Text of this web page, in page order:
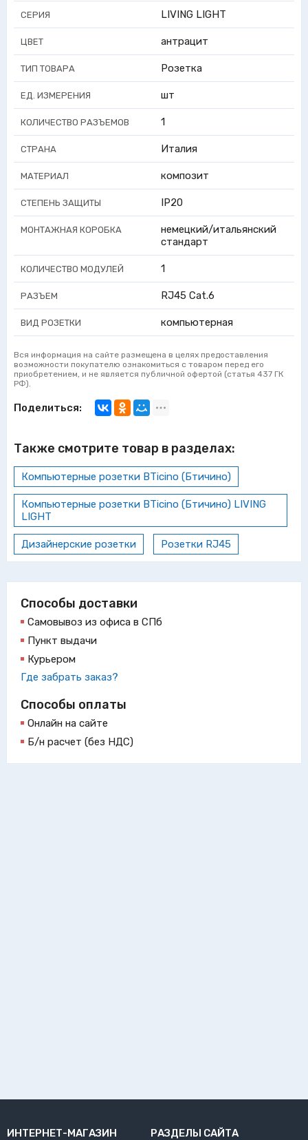
СЕРИЯ LIVING LIGHT
ЦВЕТ антрацит
ТИП ТОВАРА Розетка
ЕД. ИЗМЕРЕНИЯ шт
КОЛИЧЕСТВО РАЗЪЕМОВ 1
СТРАНА Италия
МАТЕРИАЛ композит
СТЕПЕНЬ ЗАЩИТЫ IP20
МОНТАЖНАЯ КОРОБКА
немецкий/итальянский
стандарт
КОЛИЧЕСТВО МОДУЛЕЙ 1
РАЗЪЕМ RJ45 Cat.6
ВИД РОЗЕТКИ компьютерная
Вся информация на сайте размещена в целях предоставления
возможности покупателю ознакомиться с товаром перед его
приобретением, и не является публичной офертой (статья 437 ГК
РФ).
Поделиться:
Также смотрите товар в разделах:
Компьютерные розетки BTicino (Бтичино)
Компьютерные розетки BTicino (Бтичино) LIVING
LIGHT
Дизайнерские розетки Розетки RJ45
Способы доставки
Самовывоз из офиса в СПб
Пункт выдачи
Курьером
Где забрать заказ?
Способы оплаты
Онлайн на сайте
Б/н расчет (без НДС)
ИНТЕРНЕТ-МАГАЗИН
РАЗДЕЛЫ САЙТА